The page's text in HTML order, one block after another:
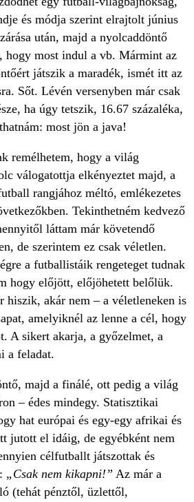
és módja szerint elrajtolt június
után, majd a nyolcaddöntő
hogy most indul a vb. Mármint az
játszik a maradék, ismét itt az
Sőt. Lévén versenyben már csak
ha úgy tetszik, 16.67 százaléka,
most jön a java!
remélhetem, hogy a világ
válogatottja elkényeztet majd, a
rangjához méltó, emlékezetes
Tekinthetném kedvező
láttam már követendő
de szerintem ez csak véletlen.
a futballistáik rengeteget tudnak
hogy előjött, előjöhetett belőlük.
hiszik, akár nem – a véletleneken is
amelyiknél az lenne a cél, hogy
A sikert akarja, a győzelmet, a
a feladat.
majd a finálé, ott pedig a világ
– édes mindegy. Statisztikai
hat európai és egy-egy afrikai és
jutott el idáig, de egyébként nem
célfutballt játszottak és
„Csak nem kikapni!” Az már a
(tehát pénztől, üzlettől,